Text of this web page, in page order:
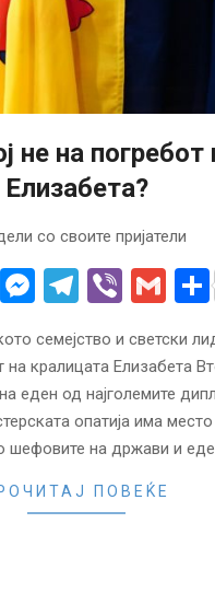
не на
Елизабета?
со своите пријатели
WhatsApp
Messenger
Telegram
Viber
семејство и светски
на кралицата Елизабета
еден од најголемите
опатија има
шефовите на држави и
ПОВЕЌЕ